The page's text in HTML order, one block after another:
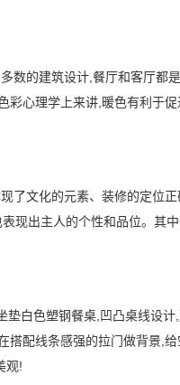
数的建筑设计,餐厅和客厅都
心理学上来讲,暖色有利于促
了文化的元素、装修的定位
现出主人的个性和品位。其
白色塑钢餐桌,凹凸桌线设
配线条感强的拉门做背景,
观!